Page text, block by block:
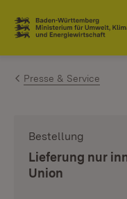
Zum Inhalt
Link zur Startseite
Presse & Service
Bestellung
Lieferung nur
Union